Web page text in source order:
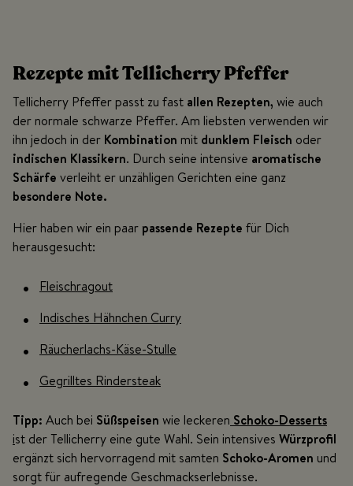
Rezepte mit Tellicherry Pfeffer
Tellicherry Pfeffer passt zu fast allen Rezepten, wie auch
der normale schwarze Pfeffer. Am liebsten verwenden wir
ihn jedoch in der Kombination mit dunklem Fleisch oder
indischen Klassikern. Durch seine intensive aromatische
Schärfe verleiht er unzähligen Gerichten eine ganz
besondere Note.
Hier haben wir ein paar passende Rezepte für Dich
herausgesucht:
Fleischragout
Indisches Hähnchen Curry
Räucherlachs-Käse-Stulle
Gegrilltes Rindersteak
Tipp: Auch bei Süßspeisen wie leckeren Schoko-Desserts
ist der Tellicherry eine gute Wahl. Sein intensives Würzprofil
ergänzt sich hervorragend mit samten Schoko-Aromen und
sorgt für aufregende Geschmackserlebnisse.